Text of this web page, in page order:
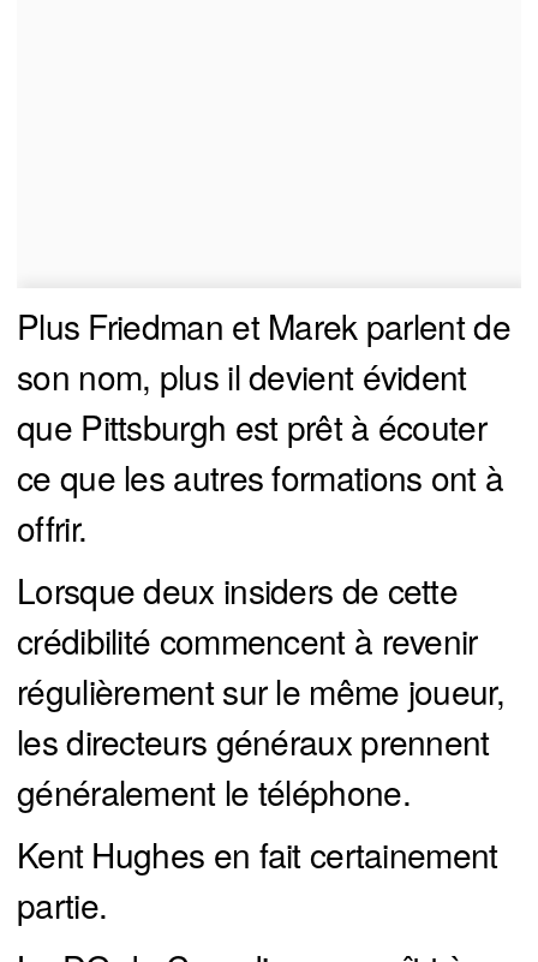
Plus Friedman et Marek parlent de
son nom, plus il devient évident
que Pittsburgh est prêt à écouter
ce que les autres formations ont à
offrir.
Lorsque deux insiders de cette
crédibilité commencent à revenir
régulièrement sur le même joueur,
les directeurs généraux prennent
généralement le téléphone.
Kent Hughes en fait certainement
partie.